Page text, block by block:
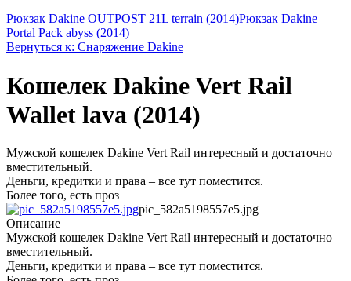
Рюкзак Dakine OUTPOST 21L terrain (2014)Рюкзак Dakine
Portal Pack abyss (2014)
Вернуться к: Снаряжение Dakine
Кошелек Dakine Vert Rail
Wallet lava (2014)
Мужской кошелек Dakine Vert Rail интересный и достаточно
вместительный.
Деньги, кредитки и права – все тут поместится.
Более того, есть проз
pic_582a5198557e5.jpg
Описание
Мужской кошелек Dakine Vert Rail интересный и достаточно
вместительный.
Деньги, кредитки и права – все тут поместится.